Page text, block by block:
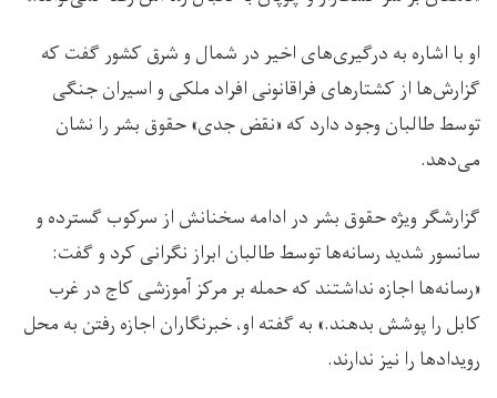
او با اشاره به درگیری‌های اخیر در شمال و شرق کشور گفت که
گزارش‌ها از کشتارهای فراقانونی افراد ملکی و اسیران جنگی
توسط طالبان وجود دارد که «نقض جدی» حقوق بشر را نشان
می‌دهد.
گزارشگر ویژه حقوق بشر در ادامه سخنانش از سرکوب گسترده و
سانسور شدید رسانه‌ها توسط طالبان ابراز نگرانی کرد و گفت:
«رسانه‌ها اجازه نداشتند که حمله بر مرکز آموزشی کاج در غرب
کابل را پوشش بدهند.» به گفته او، خبرنگاران اجازه رفتن به محل
رویدادها را نیز ندارند.